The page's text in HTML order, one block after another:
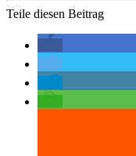
Teile diesen Beitrag